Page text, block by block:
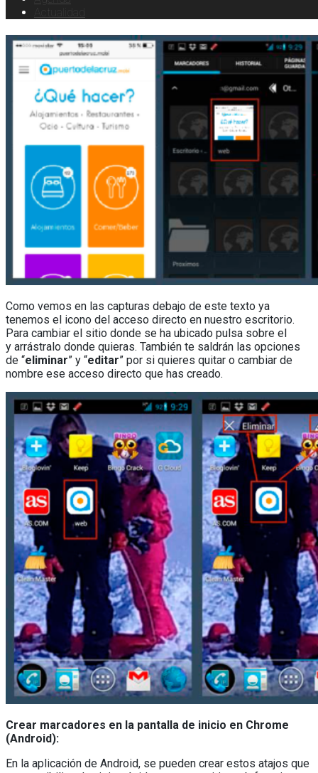
Actualidad
Como vemos en las capturas debajo de este texto ya
tenemos el icono del acceso directo en nuestro escritorio.
Para cambiar el sitio donde se ha ubicado pulsa sobre el
y arrástralo donde quieras. También te saldrán las opciones
de “eliminar” y “editar” por si quieres quitar o cambiar de
nombre ese acceso directo que has creado.
Crear marcadores en la pantalla de inicio en Chrome
(Android):
En la aplicación de Android, se pueden crear estos atajos que